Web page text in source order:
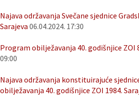
Najava održavanja Svečane sjednice
Sarajeva 06.04.2024. 17:30
Program obilježavanja 40. godišnjice ZOI
09:00
Najava održavanja konstituirajuće
obilježavanja 40. godišnjice ZOI 1984.